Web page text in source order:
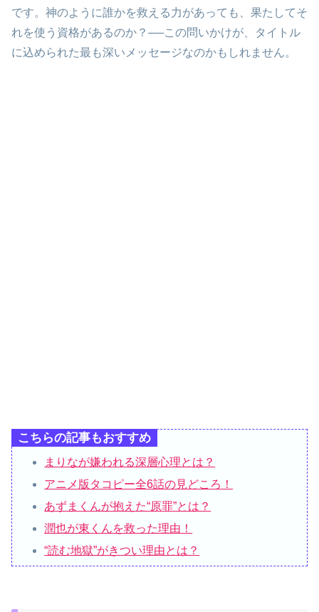
です。神のように誰かを救える力があっても、果たしてそ
れを使う資格があるのか？──この問いかけが、タイトル
に込められた最も深いメッセージなのかもしれません。
こちらの記事もおすすめ
まりなが嫌われる深層心理とは？
アニメ版タコピー全6話の見どころ！
あずまくんが抱えた“原罪”とは？
潤也が東くんを救った理由！
“読む地獄”がきつい理由とは？